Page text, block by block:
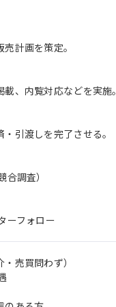
計画を策定。
載、内覧対応などを実施
引渡しを完了させる。
調査）
ーフォロー
売買問わず）